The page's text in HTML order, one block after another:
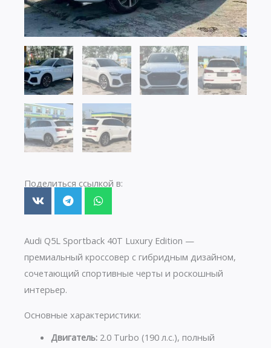
Поделиться ссылкой в:
Audi Q5L Sportback 40T Luxury Edition —
премиальный кроссовер с гибридным дизайном,
сочетающий спортивные черты и роскошный
интерьер.
Основные характеристики:
Двигатель:2.0 Turbo (190 л.с.), полный